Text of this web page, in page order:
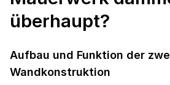
überhaupt?
Aufbau und Funktion der
Wandkonstruktion